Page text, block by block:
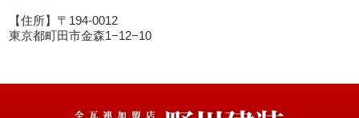
【住所】〒194-0012
東京都町田市金森1−12−10